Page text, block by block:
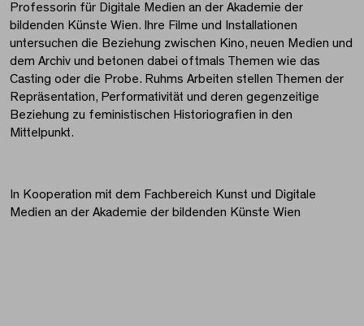
Professorin für Digitale Medien an der Akademie der
bildenden Künste Wien. Ihre Filme und Installationen
untersuchen die Beziehung zwischen Kino, neuen Medien und
dem Archiv und betonen dabei oftmals Themen wie das
Casting oder die Probe. Ruhms Arbeiten stellen Themen der
Repräsentation, Performativität und deren gegenzeitige
Beziehung zu feministischen Historiografien in den
Mittelpunkt.
In Kooperation mit dem Fachbereich Kunst und Digitale
Medien an der Akademie der bildenden Künste Wien